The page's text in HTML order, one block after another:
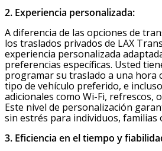
2. Experiencia personalizada:
A diferencia de las opciones de
los traslados privados de LAX
experiencia personalizada
preferencias específicas. Usted
programar su traslado a una hora
tipo de vehículo preferido, e
adicionales como Wi-Fi, refrescos,
Este nivel de personalización
sin estrés para individuos, familias
3. Eficiencia en el tiempo y